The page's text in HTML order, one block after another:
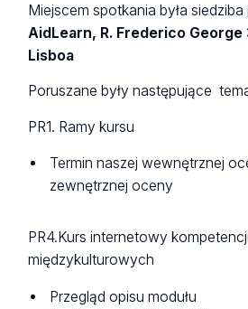
Miejscem spotkania była
AidLearn, R. Frederico George
Lisboa
Poruszane były następujące
PR1. Ramy kursu
Termin naszej wewnętrznej
zewnętrznej oceny
PR4.Kurs internetowy kompetencji
międzykulturowych
Przegląd opisu modułu